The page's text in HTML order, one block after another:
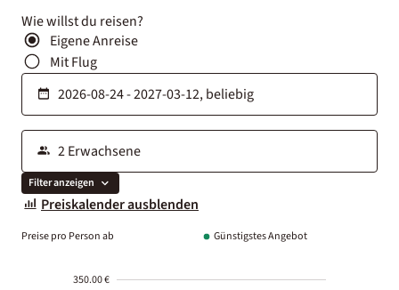
Wie willst du reisen?
Eigene Anreise
Mit Flug
Filter anzeigen
Preiskalender ausblenden
Preise pro Person ab Günstigstes Angebot
350.00 €